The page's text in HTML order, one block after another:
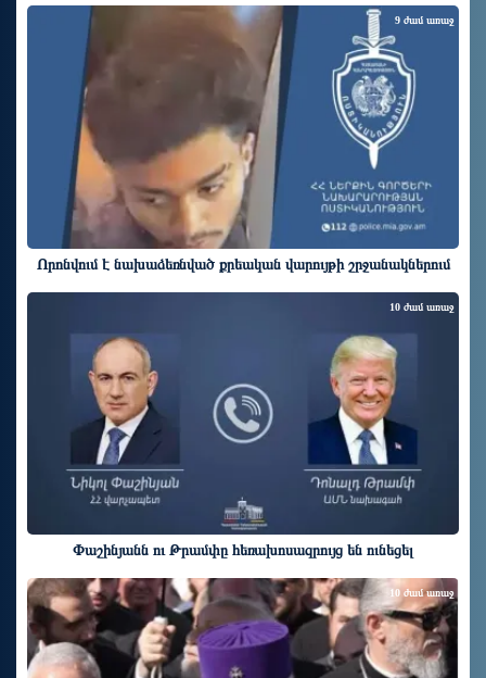
Որոնվում է նախաձեռնված քրեական վարույթի շրջանակներում
9 ժամ առաջ
Փաշինյանն ու Թրամփը հեռախոսազրույց են ունեցել
10 ժամ առաջ
10 ժամ առաջ